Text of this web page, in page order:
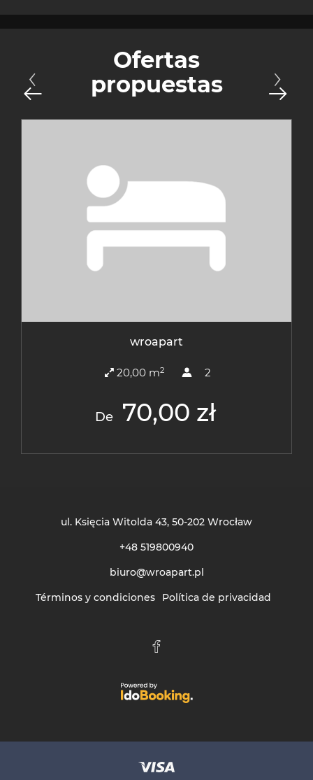
Ofertas
propuestas
wroapart
20,00 m2 2
De 70,00 zł
ul. Księcia Witolda 43, 50-202 Wrocław
+48 519800940
biuro@wroapart.pl
Términos y condiciones
Política de privacidad